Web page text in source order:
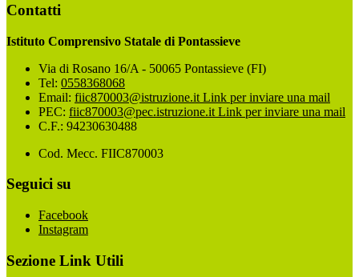
Contatti
Istituto Comprensivo Statale di Pontassieve
Via di Rosano 16/A - 50065 Pontassieve (FI)
Tel: 0558368068
Email: fiic870003@istruzione.it Link per inviare una mail
PEC: fiic870003@pec.istruzione.it Link per inviare una mail
C.F.: 94230630488
Cod. Mecc. FIIC870003
Seguici su
Facebook
Instagram
Sezione Link Utili